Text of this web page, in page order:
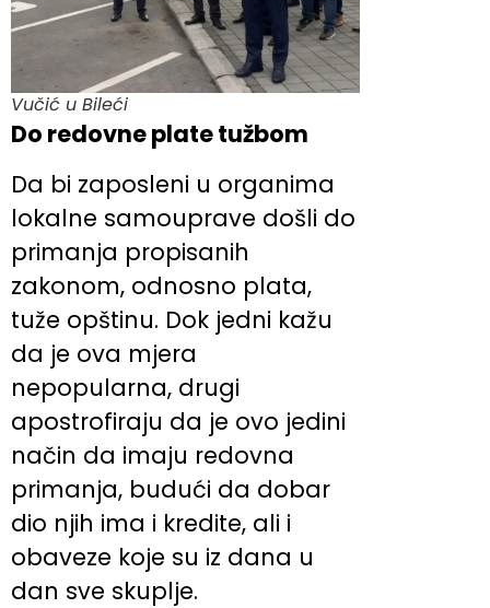
Vučić u Bileći
Do redovne plate tužbom
Da bi zaposleni u organima
lokalne samouprave došli do
primanja propisanih
zakonom, odnosno plata,
tuže opštinu. Dok jedni kažu
da je ova mjera
nepopularna, drugi
apostrofiraju da je ovo jedini
način da imaju redovna
primanja, budući da dobar
dio njih ima i kredite, ali i
obaveze koje su iz dana u
dan sve skuplje.